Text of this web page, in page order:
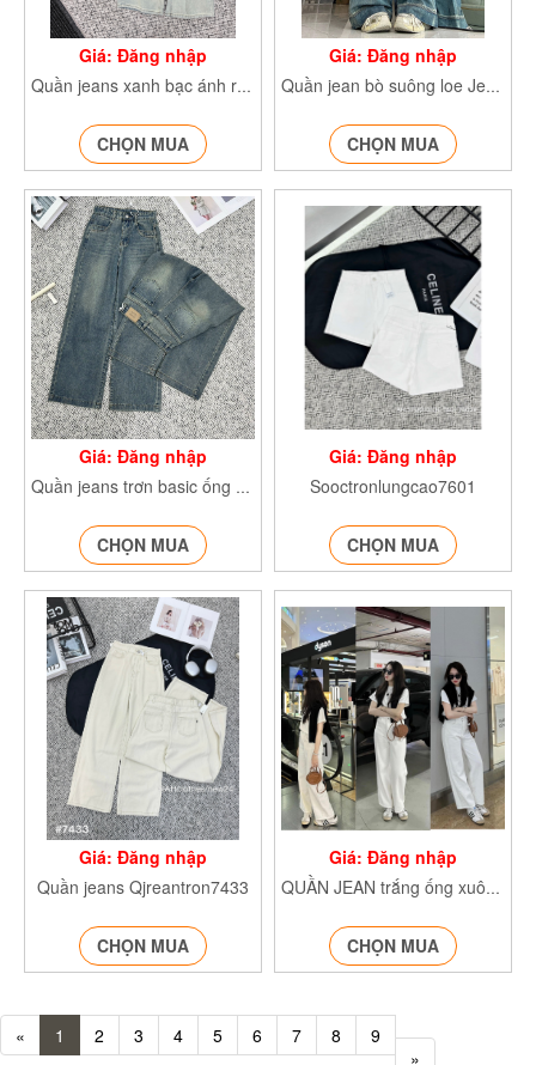
Giá: Đăng nhập
Quần jeans xanh bạc ánh rêu Jean7622
CHỌN MUA
Giá: Đăng nhập
Quần jean bò suông loe Jean9107
CHỌN MUA
Giá: Đăng nhập
Quần jeans trơn basic ống suông Jeantron7397
CHỌN MUA
Giá: Đăng nhập
Sooctronlungcao7601
CHỌN MUA
Giá: Đăng nhập
Quần jeans Qjreantron7433
CHỌN MUA
Giá: Đăng nhập
QUẦN JEAN trắng ống xuông Qjeantron7448
CHỌN MUA
« 1 2 3 4 5 6 7 8
9
»